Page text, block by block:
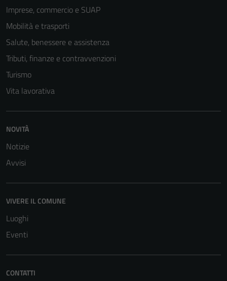
Imprese, commercio e SUAP
Mobilità e trasporti
Salute, benessere e assistenza
Tributi, finanze e contravvenzioni
Turismo
Vita lavorativa
NOVITÀ
Notizie
Avvisi
VIVERE IL COMUNE
Luoghi
Eventi
CONTATTI